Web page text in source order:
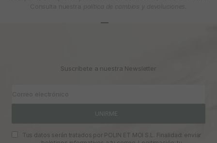
Suscríbete a nuestra Newsletter
Correo electrónico
UNIRME
Tus datos serán tratados por POLIN ET MOI S.L. Finalidad: enviar